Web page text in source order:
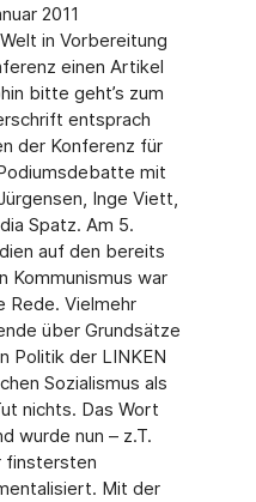
2011
in Vorbereitung
einen Artikel
bitte geht’s zum
entsprach
der Konferenz für
mit
Inge Viett,
Spatz. Am 5.
auf den bereits
Kommunismus war
Rede. Vielmehr
über Grundsätze
Politik der LINKEN
Sozialismus als
nichts. Das Wort
wurde nun – z.T.
finstersten
Mit der